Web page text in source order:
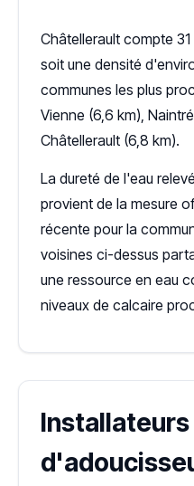
Châtellerault compte
soit une densité
communes les plus
Vienne (6,6 km),
Châtellerault (6,8 km).
La dureté de l'eau
provient de la mesure
récente pour la
voisines ci-dessus
une ressource en eau
niveaux de calcaire
Installateurs